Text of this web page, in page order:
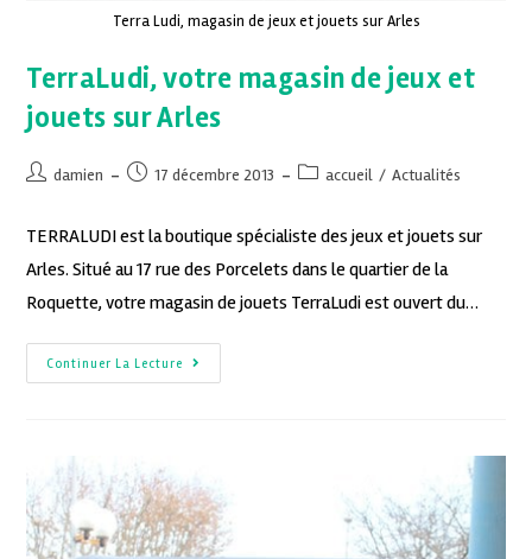
Terra Ludi, magasin de jeux et jouets sur Arles
TerraLudi, votre magasin de jeux et
jouets sur Arles
damien 17 décembre 2013 accueil / Actualités
TERRALUDI est la boutique spécialiste des jeux et jouets sur
Arles. Situé au 17 rue des Porcelets dans le quartier de la
Roquette, votre magasin de jouets TerraLudi est ouvert du…
Continuer La Lecture